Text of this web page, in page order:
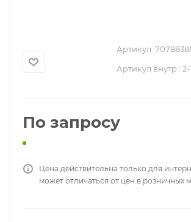
Артикул:
Артикул внутр.:
По запросу
Цена действительна только для
может отличаться от цен в розничных